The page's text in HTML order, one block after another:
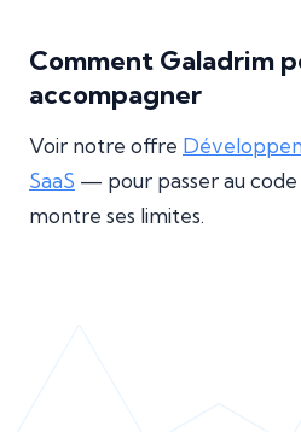
Comment Galadrim
accompagner
Voir notre offre
SaaS — pour passer au
montre ses limites.